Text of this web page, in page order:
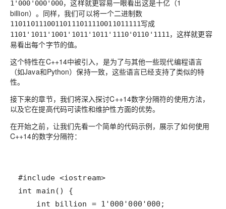
1'000'000'000，这样就更容易一眼看出这是十亿（1
billion）。同样，我们可以将一个二进制数
11011011100110111011110011011111写成
1101'1011'1001'1011'1011'1110'0110'1111 ，这样就更容
易看出每个字节的值。
这个特性在C++14中被引入，是为了与其他一些现代编程语言
（如Java和Python）保持一致，这些语言已经支持了类似的特
性。
接下来的章节，我们将深入探讨C++14数字分隔符的使用方法，
以及它在提高代码可读性和维护性方面的优势。
在开始之前，让我们先看一个简单的代码示例，展示了如何使用
C++14的数字分隔符：
#include <iostream>